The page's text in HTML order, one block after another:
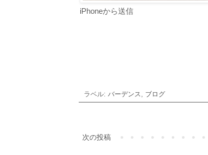
iPhoneから送信
ラベル: バーデンス, ブログ
次の投稿